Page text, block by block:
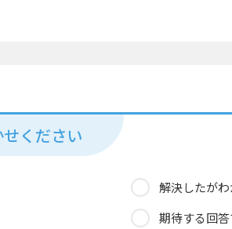
ください
解決したが
期待する回